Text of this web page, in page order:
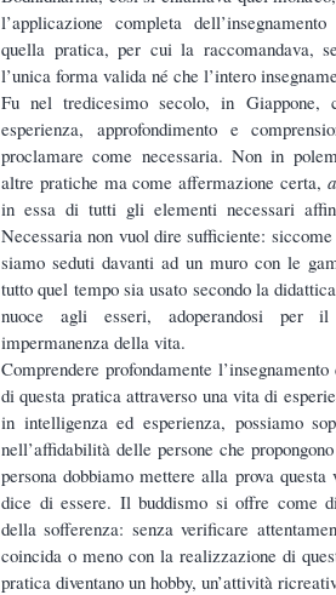
l’applicazione completa
quella pratica, per cui la raccomandava,
l’unica forma valida né che l’intero
Fu nel tredicesimo secolo, in Giappone,
esperienza, approfondimento e
proclamare come necessaria. Non in
altre pratiche ma come affermazione certa,
in essa di tutti gli elementi necessari
Necessaria non vuol dire sufficiente:
siamo seduti davanti ad un muro con le
tutto quel tempo sia usato secondo la
nuoce agli esseri, adoperandosi per
impermanenza della vita.
Comprendere profondamente
di questa pratica attraverso una vita di
in intelligenza ed esperienza, possiamo
nell’affidabilità delle persone che
persona dobbiamo mettere alla prova
dice di essere. Il buddismo si offre come
della sofferenza: senza verificare
coincida o meno con la realizzazione di
pratica diventano un hobby, un’attività